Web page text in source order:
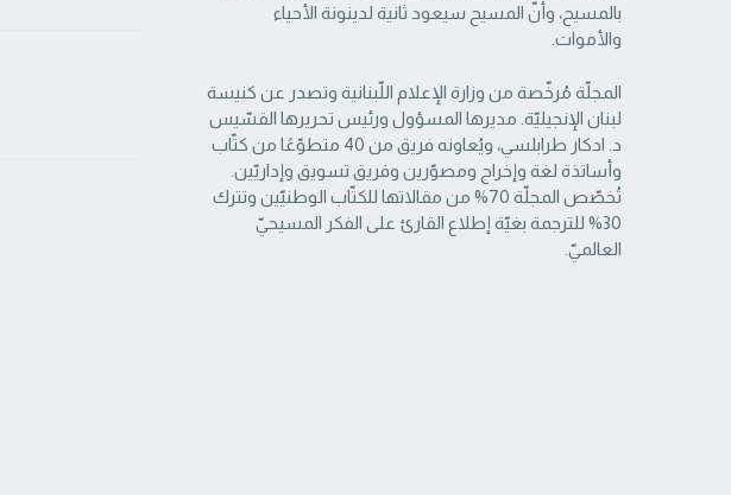
بالمسيح، وأنّ المسيح ‏سيعود ثانية لدينونة الأحياء
والأموات. ‏
المجلّة مُرخّصة من وزارة الإعلام اللّبنانية وتصدر عن كنيسة
لبنان الإنجيليّة. مديرها المسؤول ‏ورئيس تحريرها القسّيس
د. ادكار طرابلسي، ويُعاونه فريق من 40 متطوّعًا من كتّاب
وأساتذة لغة ‏وإخراج ومصوّرين وفريق تسويق وإداريّين.
تُخصّص المجلّة 70% من مقالاتها للكتّاب الوطنيّين ‏وتترك
30% للترجمة بغيّة إطلاع القارئ على الفكر المسيحيّ
العالميّ.‏